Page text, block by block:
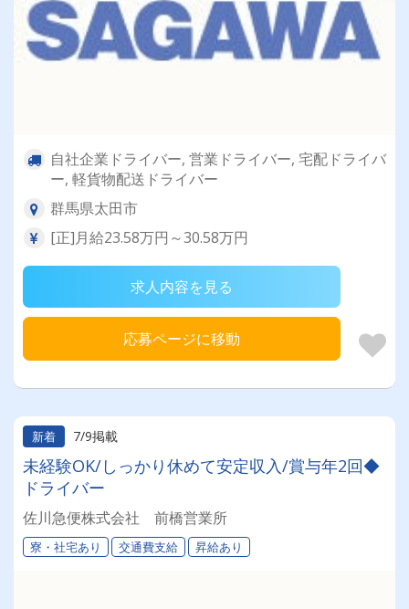
自社企業ドライバー, 営業ドライバー, 宅配ドライバ
ー, 軽貨物配送ドライバー
群馬県太田市
[正]月給23.58万円～30.58万円
求人内容を見る
応募ページに移動
新着 7/9掲載
未経験OK/しっかり休めて安定収入/賞与年2回◆
ドライバー
佐川急便株式会社 前橋営業所
寮・社宅あり 交通費支給 昇給あり